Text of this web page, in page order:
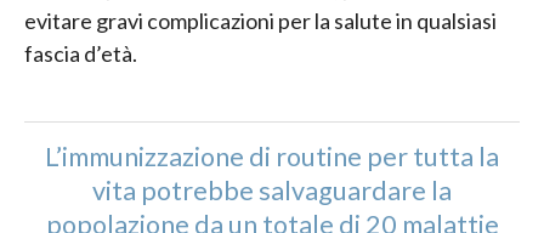
evitare gravi complicazioni per la salute in qualsiasi
fascia d’età.
L’immunizzazione di routine per tutta la
vita potrebbe salvaguardare la
popolazione da un totale di 20 malattie